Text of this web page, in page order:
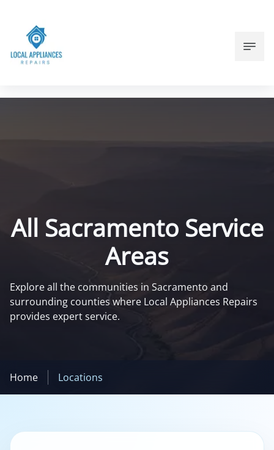
All Sacramento Service
Areas
Explore all the communities in Sacramento and
surrounding counties where Local Appliances Repairs
provides expert service.
Home Locations